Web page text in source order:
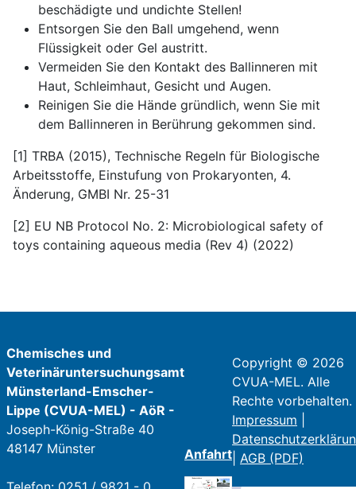
beschädigte und undichte Stellen!
Entsorgen Sie den Ball umgehend, wenn
Flüssigkeit oder Gel austritt.
Vermeiden Sie den Kontakt des Ballinneren mit
Haut, Schleimhaut, Gesicht und Augen.
Reinigen Sie die Hände gründlich, wenn Sie mit
dem Ballinneren in Berührung gekommen sind.
[1] TRBA (2015), Technische Regeln für Biologische
Arbeitsstoffe, Einstufung von Prokaryonten, 4.
Änderung, GMBI Nr. 25-31
[2] EU NB Protocol No. 2: Microbiological safety of
toys containing aqueous media (Rev 4) (2022)
Chemisches und
Veterinäruntersuchungsamt
Münsterland-Emscher-
Lippe (CVUA-MEL) - AöR -
Joseph-König-Straße 40
48147 Münster
Anfahrt
Copyright © 2026
CVUA-MEL. Alle
Rechte vorbehalten.
Impressum
AGB (PDF)